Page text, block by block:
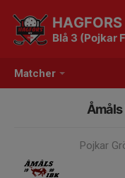
Matcher
Blå 3 (Pojkar
Åmåls
Pojkar